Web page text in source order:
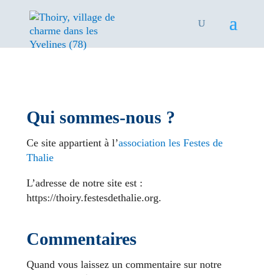
Qui sommes-nous ?
Ce site appartient à l’association les Festes de
Thalie
L’adresse de notre site est :
https://thoiry.festesdethalie.org.
Commentaires
Quand vous laissez un commentaire sur notre